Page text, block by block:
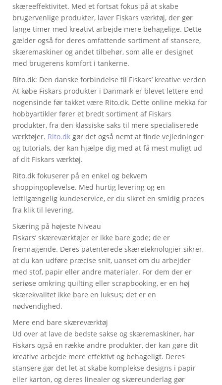
skæreeffektivitet. Med et fortsat fokus på at skabe
brugervenlige produkter, laver Fiskars værktøj, der gør
lange timer med kreativt arbejde mere behagelige. Dette
gælder også for deres omfattende sortiment af stansere,
skæremaskiner og andet tilbehør, som alle er designet
med brugerens komfort i tankerne.
Rito.dk: Den danske forbindelse til Fiskars’ kreative verden
At købe Fiskars produkter i Danmark er blevet lettere end
nogensinde før takket være Rito.dk. Dette online mekka for
hobbyartikler fører et bredt sortiment af Fiskars
produkter, fra den klassiske saks til mere specialiserede
værktøjer. Rito.dk gør det også nemt at finde vejledninger
og tutorials, der kan hjælpe dig med at få mest muligt ud
af dit Fiskars værktøj.
Rito.dk fokuserer på en enkel og bekvem
shoppingoplevelse. Med hurtig levering og en
lettilgængelig kundeservice, er du sikret en smidig proces
fra klik til levering.
Skæring på højeste Niveau
Fiskars’ skæreværktøjer er ikke bare gode; de er
fremragende. Deres patenterede skæreteknologier sikrer,
at du kan udføre præcise snit, uanset om du arbejder
med stof, papir eller andre materialer. For dem der er
seriøse omkring quilting eller scrapbooking, er en høj
skærekvalitet ikke bare en luksus; det er en
nødvendighed.
Mere end bare skæreværktøj
Ud over at lave de bedste sakse og skæremaskiner, har
Fiskars også en række andre produkter, der kan gøre dit
kreative arbejde mere effektivt og behageligt. Deres
stansere gør det let at skabe komplekse designs i papir
eller karton, og deres linealer og skæreunderlag gør